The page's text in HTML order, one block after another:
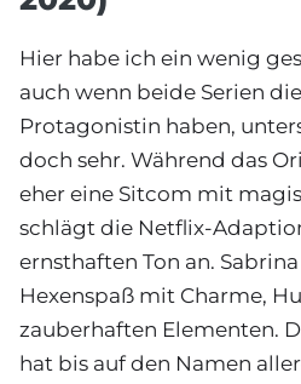
Hier habe ich ein wenig
auch wenn beide Serien
Protagonistin haben,
doch sehr. Während das
eher eine Sitcom mit
schlägt die Netflix-
ernsthaften Ton an.
Hexenspaß mit Charme,
zauberhaften Elementen.
hat bis auf den Namen